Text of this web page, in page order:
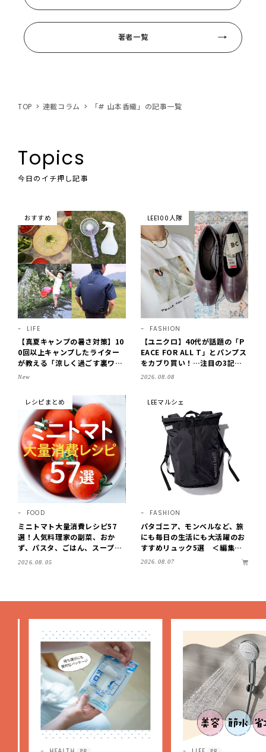
著者一覧
TOP 連載コラム 「# 山本香織」の記事一覧
Topics
今日のイチ押し記事
おすすめ
LIFE
【真夏キャンプの暑さ対策】10
0回以上キャンプしたライター
が教える「涼しく過ごす裏ワ
ザ」8選！効果を実感したアイ
New
LEE100人隊
FASHION
【ユニクロ】40代が話題の「P
EACE FOR ALL T」とパンプス
をカブり買い！…注目の3記事
をチェック♪【LEE100人隊・2
2026.08.08
レシピまとめ
FOOD
ミニトマト大量消費レシピ57
選！人気料理家の副菜、おか
ず、パスタ、ごはん、スープま
で【保存版】
2026.08.05
LEEマルシェ
FASHION
パタゴニア、モンベルなど、旅
にも毎日の生活にも大活躍のお
すすめリュック5選 ＜編集部
セレクト＞【LEEマルシェ】
2026.08.07